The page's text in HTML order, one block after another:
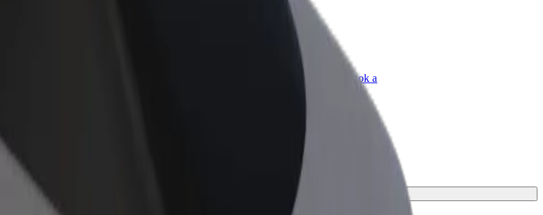
hozzáadása
és növeld
Bolt for Business
Bolt termékek és szolgáltatások a
vállalatodra szabva
fel szolgáltatásainkat, és találd meg a tökéletes megoldást az utazásodhoz.
Irány az alkalmazás